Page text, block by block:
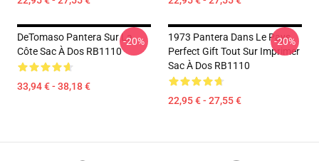
DeTomaso Pantera Sur La
Côte Sac À Dos RB1110
33,94 € - 38,18 €
-20%
1973 Pantera Dans Le Pays
Perfect Gift Tout Sur Imprimer
Sac À Dos RB1110
22,95 € - 27,55 €
-20%